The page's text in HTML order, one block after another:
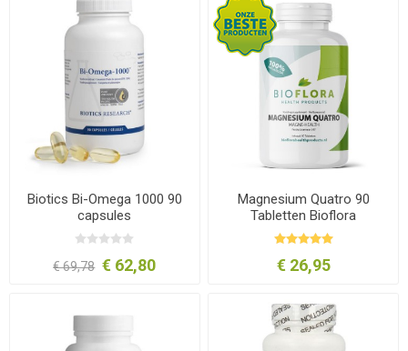
Biotics Bi-Omega 1000 90
capsules
€ 69,78 € 62,80
Magnesium Quatro 90
Tabletten Bioflora
€ 26,95